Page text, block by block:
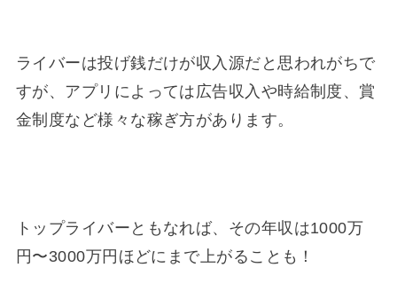
ライバーは投げ銭だけが収入源だと思われがちで
すが、アプリによっては広告収入や時給制度、賞
金制度など様々な稼ぎ方があります。
トップライバーともなれば、その年収は1000万
円〜3000万円ほどにまで上がることも！